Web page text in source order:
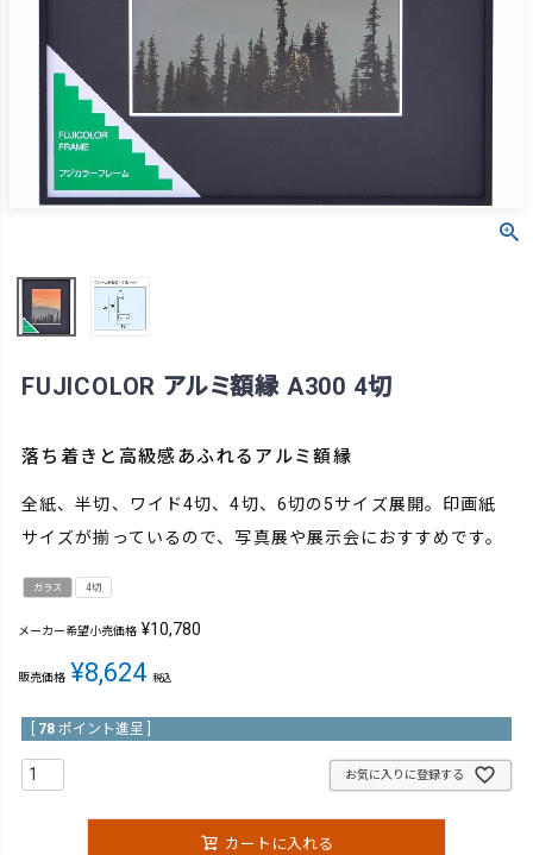
FUJICOLOR アルミ額縁 A300 4切
落ち着きと高級感あふれるアルミ額縁
全紙、半切、ワイド4切、4切、6切の5サイズ展開。印画紙
サイズが揃っているので、写真展や展示会におすすめです。
ガラス 4切
メーカー希望小売価格 ¥10,780
販売価格 ¥8,624 税込
78 ポイント進呈 ]
お気に入りに登録する
カートに入れる